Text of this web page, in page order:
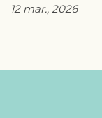
12 mar., 2026